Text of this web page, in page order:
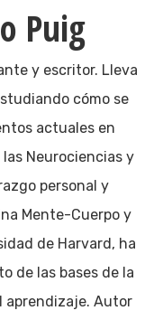
Puig
y escritor. Lleva
cómo se
actuales en
Neurociencias y
personal y
Mente-Cuerpo y
de Harvard, ha
de las bases de la
aprendizaje. Autor